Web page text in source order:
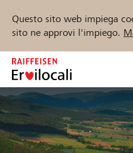
Questo sito web impiega
sito ne approvi l'impiego.
Zum
Inhalt
springen